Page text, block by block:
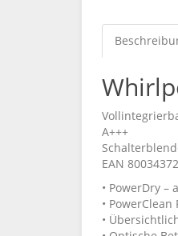
A+++
EAN
• PowerDry
•
•